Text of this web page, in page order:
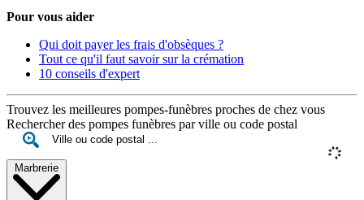
Pour vous aider
Qui doit payer les frais d'obsèques ?
Tout ce qu'il faut savoir sur la crémation
10 conseils d'expert
Trouvez les meilleures pompes-funèbres proches de chez vous
Rechercher des pompes funèbres par ville ou code postal
Marbrerie